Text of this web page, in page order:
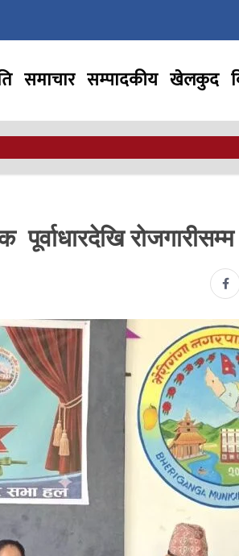
समाचार सम्पादकीय खेलकुद
पूर्वाधारदेखि